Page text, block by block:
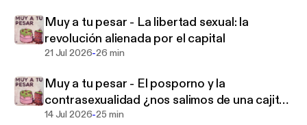
Muy a tu pesar - La libertad sexual: la
revolución alienada por el capital
21 Jul 2026-26 min
Muy a tu pesar - El posporno y la
contrasexualidad ¿nos salimos de una cajita
para entrar a otra?
14 Jul 2026-25 min